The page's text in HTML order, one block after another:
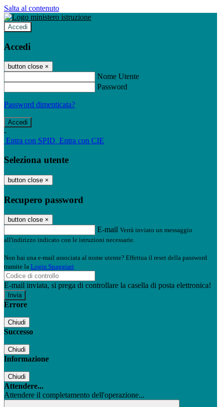
Salta al contenuto
Accedi
Accedi
button close ×
Nome Utente
Password
Password dimenticata?
-
Entra con SPID Entra con CIE
Seleziona utente
button close ×
Recupero password
button close ×
E-mail Verrà inviato un messaggio
all'indirizzo indicato con le istruzioni necessarie.
Non hai una e-mail associata al nome utente? Effettua il reset della password
tramite la Login Spaggiari
E-mail inviata, si prega di controllare la casella di posta elettronica!
Errore
Chiudi
Successo
Chiudi
Informazione
Chiudi
Attendere...
Attendere il completamento dell'operazione...